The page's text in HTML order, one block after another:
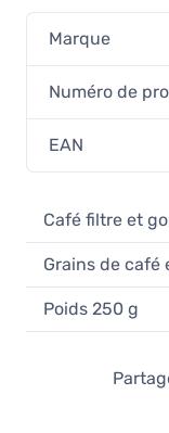
Marque
Numéro de
EAN
Café filtre et
Grains de café
Poids 250 g